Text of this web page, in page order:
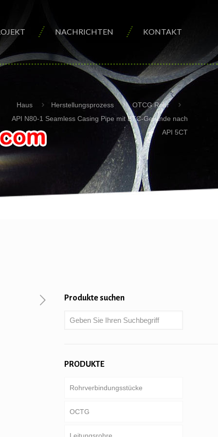
NACHRICHTEN KONTAKT
Haus Herstellungsprozess
OTCG Rohr
API N80-1 Seamless Casing Pipe mit BTC-Gewinde nach
API 5CT
Produkte suchen
PRODUKTE
Rohrverbindungsstücke
OCTG